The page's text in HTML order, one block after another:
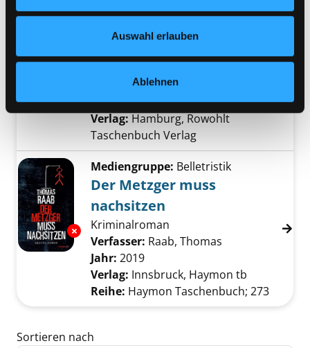
Nähere Informationen finden Sie in unserer
Auswahl erlauben
Ablehnen
Exemplar-Details von Die gute Tat anzeigen
Mediengruppe:Belletristik
Verfasser:Borck, Hubertus
Jahr:2025
Verlag:Hamburg, Rowohlt
Taschenbuch Verlag
Exemplar-Details von Der Metzger muss
Mediengruppe: Belletristik
Der Metzger muss
nachsitzen
Kriminalroman
Verfasser: Raab, Thomas
Jahr: 2019
Verlag: Innsbruck, Haymon tb
Reihe: Haymon Taschenbuch; 273
Zu den Suchfiltern springen
Sortieren nach